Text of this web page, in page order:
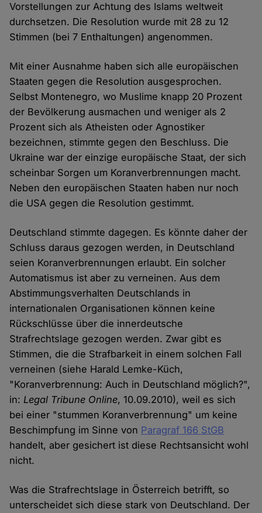
Vorstellungen zur Achtung des Islams weltweit
durchsetzen. Die Resolution wurde mit 28 zu 12
Stimmen (bei 7 Enthaltungen) angenommen.
Mit einer Ausnahme haben sich alle europäischen
Staaten gegen die Resolution ausgesprochen.
Selbst Montenegro, wo Muslime knapp 20 Prozent
der Bevölkerung ausmachen und weniger als 2
Prozent sich als Atheisten oder Agnostiker
bezeichnen, stimmte gegen den Beschluss. Die
Ukraine war der einzige europäische Staat, der sich
scheinbar Sorgen um Koranverbrennungen macht.
Neben den europäischen Staaten haben nur noch
die USA gegen die Resolution gestimmt.
Deutschland stimmte dagegen. Es könnte daher der
Schluss daraus gezogen werden, in Deutschland
seien Koranverbrennungen erlaubt. Ein solcher
Automatismus ist aber zu verneinen. Aus dem
Abstimmungsverhalten Deutschlands in
internationalen Organisationen können keine
Rückschlüsse über die innerdeutsche
Strafrechtslage gezogen werden. Zwar gibt es
Stimmen, die die Strafbarkeit in einem solchen Fall
verneinen (siehe Harald Lemke-Küch,
"Koranverbrennung: Auch in Deutschland möglich?",
in:Legal Tribune Online, 10.09.2010), weil es sich
bei einer "stummen Koranverbrennung" um keine
Beschimpfung im Sinne von Paragraf 166 StGB
handelt, aber gesichert ist diese Rechtsansicht wohl
nicht.
Was die Strafrechtslage in Österreich betrifft, so
unterscheidet sich diese stark von Deutschland. Der